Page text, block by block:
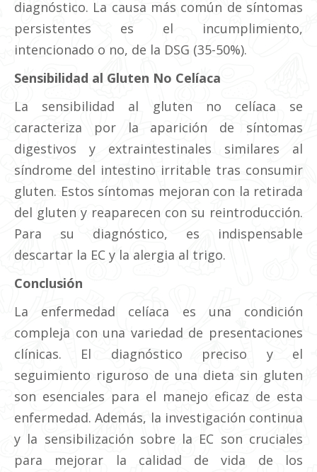
diagnóstico. La causa más común de síntomas
persistentes es el incumplimiento,
intencionado o no, de la DSG (35-50%).
Sensibilidad al Gluten No Celíaca
La sensibilidad al gluten no celíaca se
caracteriza por la aparición de síntomas
digestivos y extraintestinales similares al
síndrome del intestino irritable tras consumir
gluten. Estos síntomas mejoran con la retirada
del gluten y reaparecen con su reintroducción.
Para su diagnóstico, es indispensable
descartar la EC y la alergia al trigo.
Conclusión
La enfermedad celíaca es una condición
compleja con una variedad de presentaciones
clínicas. El diagnóstico preciso y el
seguimiento riguroso de una dieta sin gluten
son esenciales para el manejo eficaz de esta
enfermedad. Además, la investigación continua
y la sensibilización sobre la EC son cruciales
para mejorar la calidad de vida de los